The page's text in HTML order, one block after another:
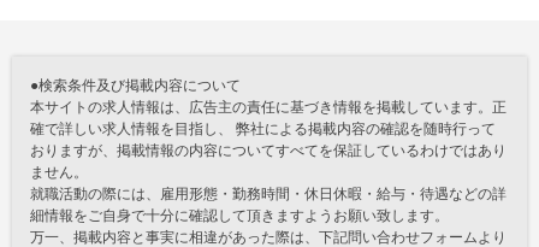
●検索条件及び掲載内容について
本サイトの求人情報は、広告主の責任に基づき情報を掲載しています。正
確で詳しい求人情報を目指し、 弊社による掲載内容の確認を随時行って
おりますが、掲載情報の内容についてすべてを保証しているわけではあり
ません。
就職活動の際には、雇用形態・勤務時間・休日休暇・給与・待遇などの詳
細情報をご自身で十分に確認して頂きますようお願い致します。
万一、掲載内容と事実に相違があった際は、下記問い合わせフォームより